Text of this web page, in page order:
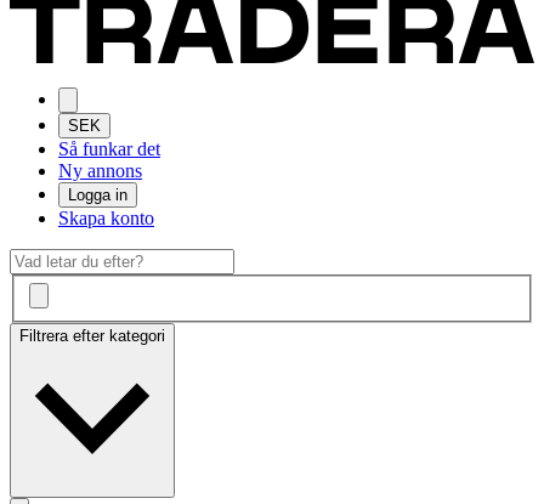
SEK
Så funkar det
Ny annons
Logga in
Skapa konto
Filtrera efter kategori